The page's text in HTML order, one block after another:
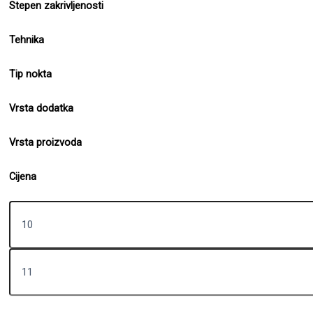
Stepen zakrivljenosti
Tehnika
Tip nokta
Vrsta dodatka
Vrsta proizvoda
Cijena